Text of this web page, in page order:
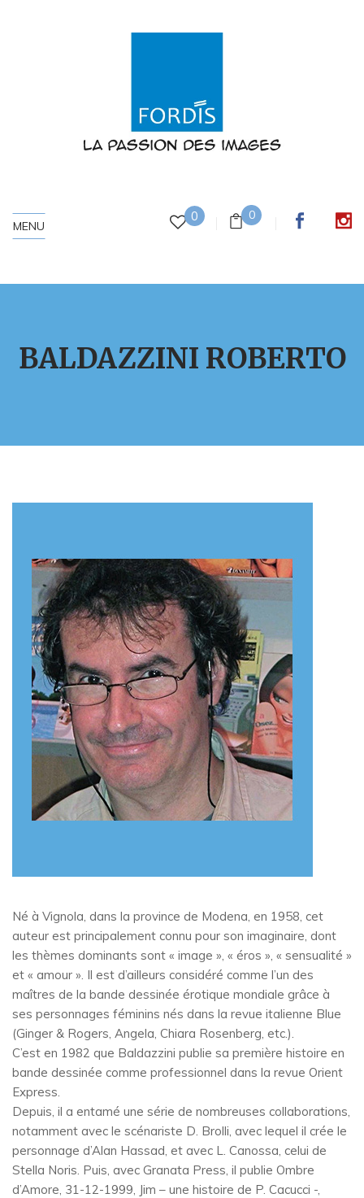
0 0
MENU
BALDAZZINI ROBERTO
Né à Vignola, dans la province de Modena, en 1958, cet
auteur est principalement connu pour son imaginaire, dont
les thèmes dominants sont « image », « éros », « sensualité »
et « amour ». Il est d’ailleurs considéré comme l’un des
maîtres de la bande dessinée érotique mondiale grâce à
ses personnages féminins nés dans la revue italienne Blue
(Ginger & Rogers, Angela, Chiara Rosenberg, etc.).
C’est en 1982 que Baldazzini publie sa première histoire en
bande dessinée comme professionnel dans la revue Orient
Express.
Depuis, il a entamé une série de nombreuses collaborations,
notamment avec le scénariste D. Brolli, avec lequel il crée le
personnage d’Alan Hassad, et avec L. Canossa, celui de
Stella Noris. Puis, avec Granata Press, il publie Ombre
d’Amore, 31-12-1999, Jim – une histoire de P. Cacucci -,